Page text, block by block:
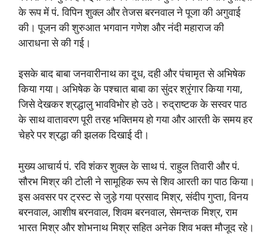
के रूप में पं. विपिन शुक्ल और तेजस बरनवाल ने पूजा की अगुवाई
की। पूजन की शुरुआत भगवान गणेश और नंदी महाराज की
आराधना से की गई।
इसके बाद बाबा जनवारीनाथ का दूध, दही और पंचामृत से अभिषेक
किया गया। अभिषेक के पश्चात बाबा का सुंदर श्रृंगार किया गया,
जिसे देखकर श्रद्धालु भावविभोर हो उठे। रुद्राष्टक के सस्वर पाठ
के साथ वातावरण पूरी तरह भक्तिमय हो गया और आरती के समय हर
चेहरे पर श्रद्धा की झलक दिखाई दी।
मुख्य आचार्य पं. रवि शंकर शुक्ल के साथ पं. राहुल तिवारी और पं.
सौरभ मिश्र की टोली ने सामूहिक रूप से शिव आरती का पाठ किया।
इस अवसर पर ट्रस्ट से जुड़े गया प्रसाद मिश्र, संदीप गुप्ता, विनय
बरनवाल, आशीष बरनवाल, शिवम बरनवाल, सेमन्तक मिश्र, राम
भारत मिश्र और शोभनाथ मिश्र सहित अनेक शिव भक्त मौजूद रहे।